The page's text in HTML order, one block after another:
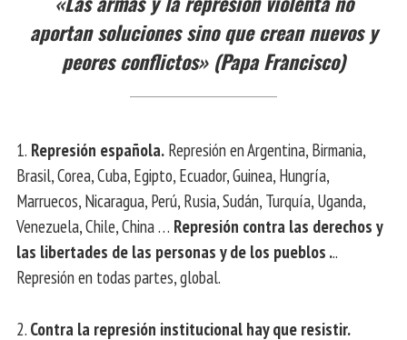
aportan soluciones sino que crean nuevos y
peores conflictos» (Papa Francisco)
1. Represión española. Represión en Argentina, Birmania,
Brasil, Corea, Cuba, Egipto, Ecuador, Guinea, Hungría,
Marruecos, Nicaragua, Perú, Rusia, Sudán, Turquía, Uganda,
Venezuela, Chile, China … Represión contra las derechos y
las libertades de las personas y de los pueblos ...
Represión en todas partes, global.
2. Contra la represión institucional hay que resistir.